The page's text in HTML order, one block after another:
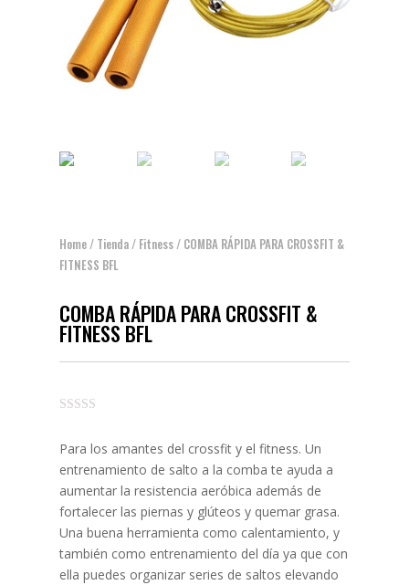
Home/ Tienda/ Fitness/ COMBA RÁPIDA PARA CROSSFIT &
FITNESS BFL
COMBA RÁPIDA PARA CROSSFIT &
FITNESS BFL
Para los amantes del crossfit y el fitness. Un
entrenamiento de salto a la comba te ayuda a
aumentar la resistencia aeróbica además de
fortalecer las piernas y glúteos y quemar grasa.
Una buena herramienta como calentamiento, y
también como entrenamiento del día ya que con
ella puedes organizar series de saltos elevando